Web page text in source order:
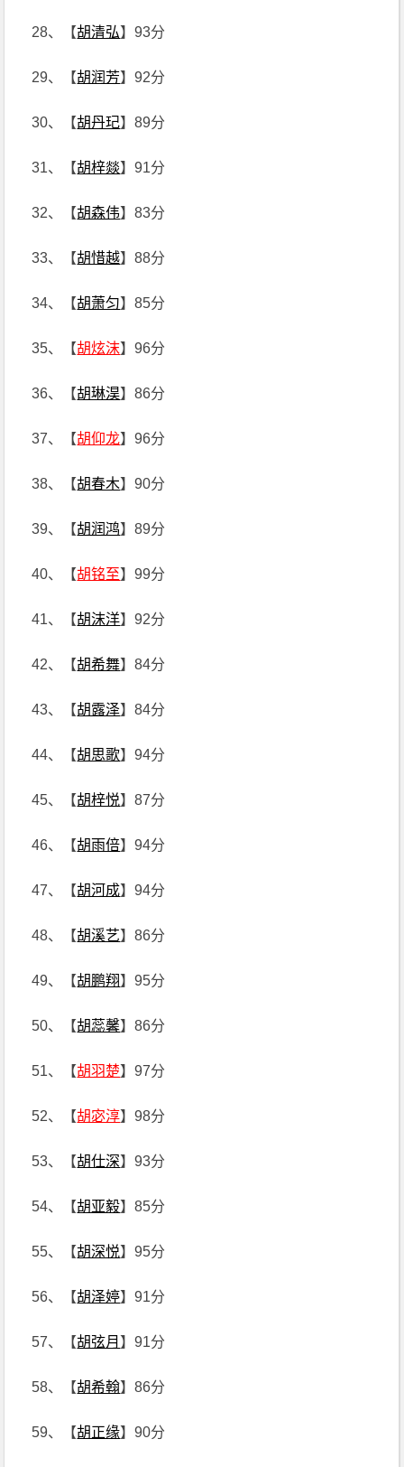
28、【胡清弘】93分
29、【胡润芳】92分
30、【胡丹玘】89分
31、【胡梓燚】91分
32、【胡森伟】83分
33、【胡惜越】88分
34、【胡萧匀】85分
35、【胡炫沫】96分
36、【胡琳淏】86分
37、【胡仰龙】96分
38、【胡春木】90分
39、【胡润鸿】89分
40、【胡铭至】99分
41、【胡沫洋】92分
42、【胡希舞】84分
43、【胡露泽】84分
44、【胡思歌】94分
45、【胡梓悦】87分
46、【胡雨倍】94分
47、【胡河成】94分
48、【胡溪艺】86分
49、【胡鹏翔】95分
50、【胡蕊馨】86分
51、【胡羽楚】97分
52、【胡宓淳】98分
53、【胡仕深】93分
54、【胡亚毅】85分
55、【胡深悦】95分
56、【胡泽婷】91分
57、【胡弦月 】91分
58、【胡希翰】86分
59、【胡正缘】90分